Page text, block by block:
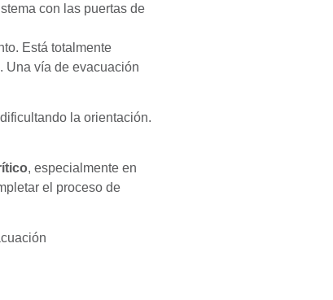
con las puertas de
Está totalmente
Una vía de evacuación
la orientación.
, especialmente en
el proceso de